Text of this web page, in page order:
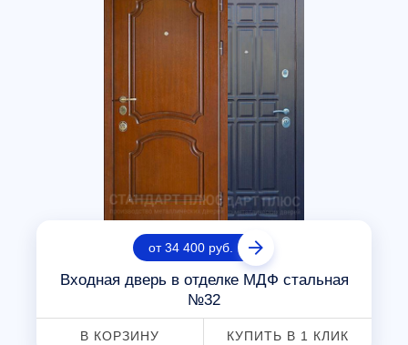
от 34 400 руб.
Входная дверь в отделке МДФ стальная
№32
В КОРЗИНУ КУПИТЬ В 1 КЛИК